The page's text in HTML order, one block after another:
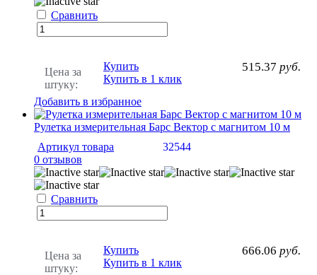
Сравнить
Цена за
штуку:
515.37 руб.
Купить
Купить в 1 клик
Добавить в избранное
Рулетка измерительная Барс Вектор с магнитом 10 м
Артикул товара
32544
0 отзывов
Сравнить
Цена за
штуку:
666.06 руб.
Купить
Купить в 1 клик